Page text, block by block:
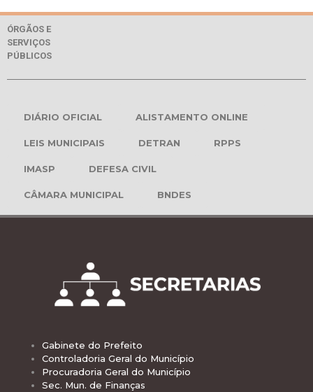
ÓRGÃOS E
SERVIÇOS
PÚBLICOS
DIÁRIO OFICIAL ALISTAMENTO ONLINE
LEIS MUNICIPAIS DETRAN RPPS
IMASP DEFESA CIVIL
CÂMARA MUNICIPAL BNDES
Gabinete do Prefeito
Controladoria Geral do Município
Procuradoria Geral do Município
Sec. Mun. de Finanças